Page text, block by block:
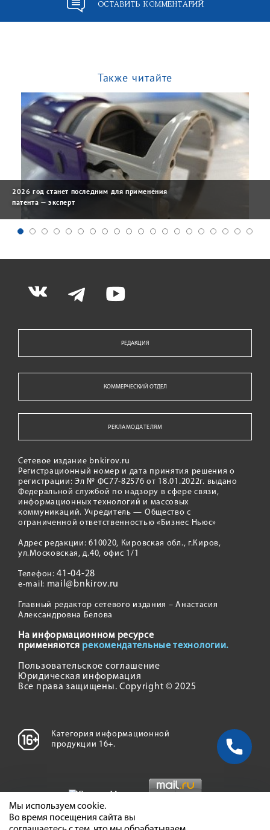
ОСТАВИТЬ КОММЕНТАРИЙ
Также читайте
2026 год станет последним для применения
патента — эксперт
РЕДАКЦИЯ
КОММЕРЧЕСКИЙ ОТДЕЛ
РЕКЛАМОДАТЕЛЯМ
Сетевое издание bnkirov.ru
Регистрационный номер и дата принятия решения о
регистрации: Эл № ФС77-82576 от 18.01.2022г. выдано
Федеральной службой по надзору в сфере связи,
информационных технологий и массовых
коммуникаций. Учредитель — Общество с
ограниченной ответственностью «Бизнес Ньюс»
Адрес редакции: 610020, Кировская обл., г.Киров,
ул.Московская, д.40, офис 1/1
Телефон:41-04-28
e-mail: mail@bnkirov.ru
Главный редактор сетевого издания – Анастасия
Александровна Белова
На информационном ресурсе
применяются рекомендательные технологии.
Пользовательское соглашение
Юридическая информация
Все права защищены. Copyright © 2025
Категория информационной
продукции 16+.
Мы используем cookie.
Во время посещения сайта вы